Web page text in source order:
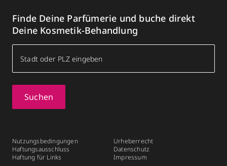
Finde Deine Parfümerie und buche direkt
Deine Kosmetik-Behandlung
Suchen
Nutzungsbedingungen
Haftungsausschluss
Haftung für Links
Urheberrecht
Datenschutz
Impressum